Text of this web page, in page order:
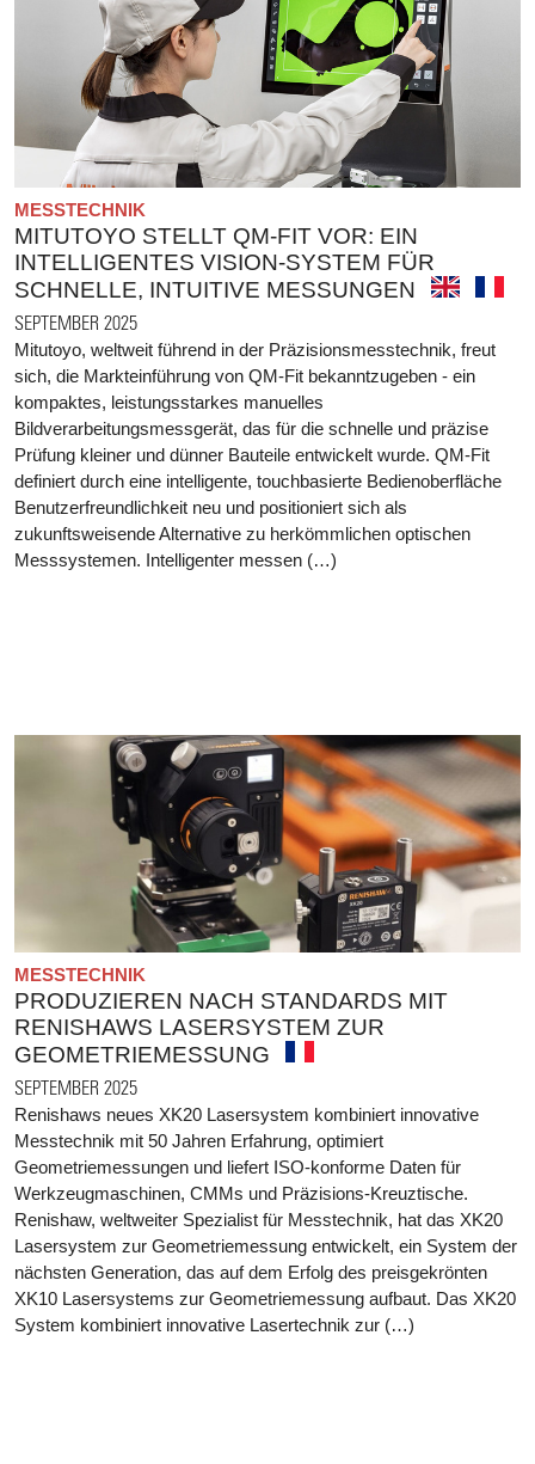
MESSTECHNIK
MITUTOYO STELLT QM-FIT VOR: EIN
INTELLIGENTES VISION-SYSTEM FÜR
SCHNELLE, INTUITIVE MESSUNGEN
SEPTEMBER 2025
Mitutoyo, weltweit führend in der Präzisionsmesstechnik, freut
sich, die Markteinführung von QM-Fit bekanntzugeben - ein
kompaktes, leistungsstarkes manuelles
Bildverarbeitungsmessgerät, das für die schnelle und präzise
Prüfung kleiner und dünner Bauteile entwickelt wurde. QM-Fit
definiert durch eine intelligente, touchbasierte Bedienoberfläche
Benutzerfreundlichkeit neu und positioniert sich als
zukunftsweisende Alternative zu herkömmlichen optischen
Messsystemen. Intelligenter messen (…)
MESSTECHNIK
PRODUZIEREN NACH STANDARDS MIT
RENISHAWS LASERSYSTEM ZUR
GEOMETRIEMESSUNG
SEPTEMBER 2025
Renishaws neues XK20 Lasersystem kombiniert innovative
Messtechnik mit 50 Jahren Erfahrung, optimiert
Geometriemessungen und liefert ISO-konforme Daten für
Werkzeugmaschinen, CMMs und Präzisions-Kreuztische.
Renishaw, weltweiter Spezialist für Messtechnik, hat das XK20
Lasersystem zur Geometriemessung entwickelt, ein System der
nächsten Generation, das auf dem Erfolg des preisgekrönten
XK10 Lasersystems zur Geometriemessung aufbaut. Das XK20
System kombiniert innovative Lasertechnik zur (…)